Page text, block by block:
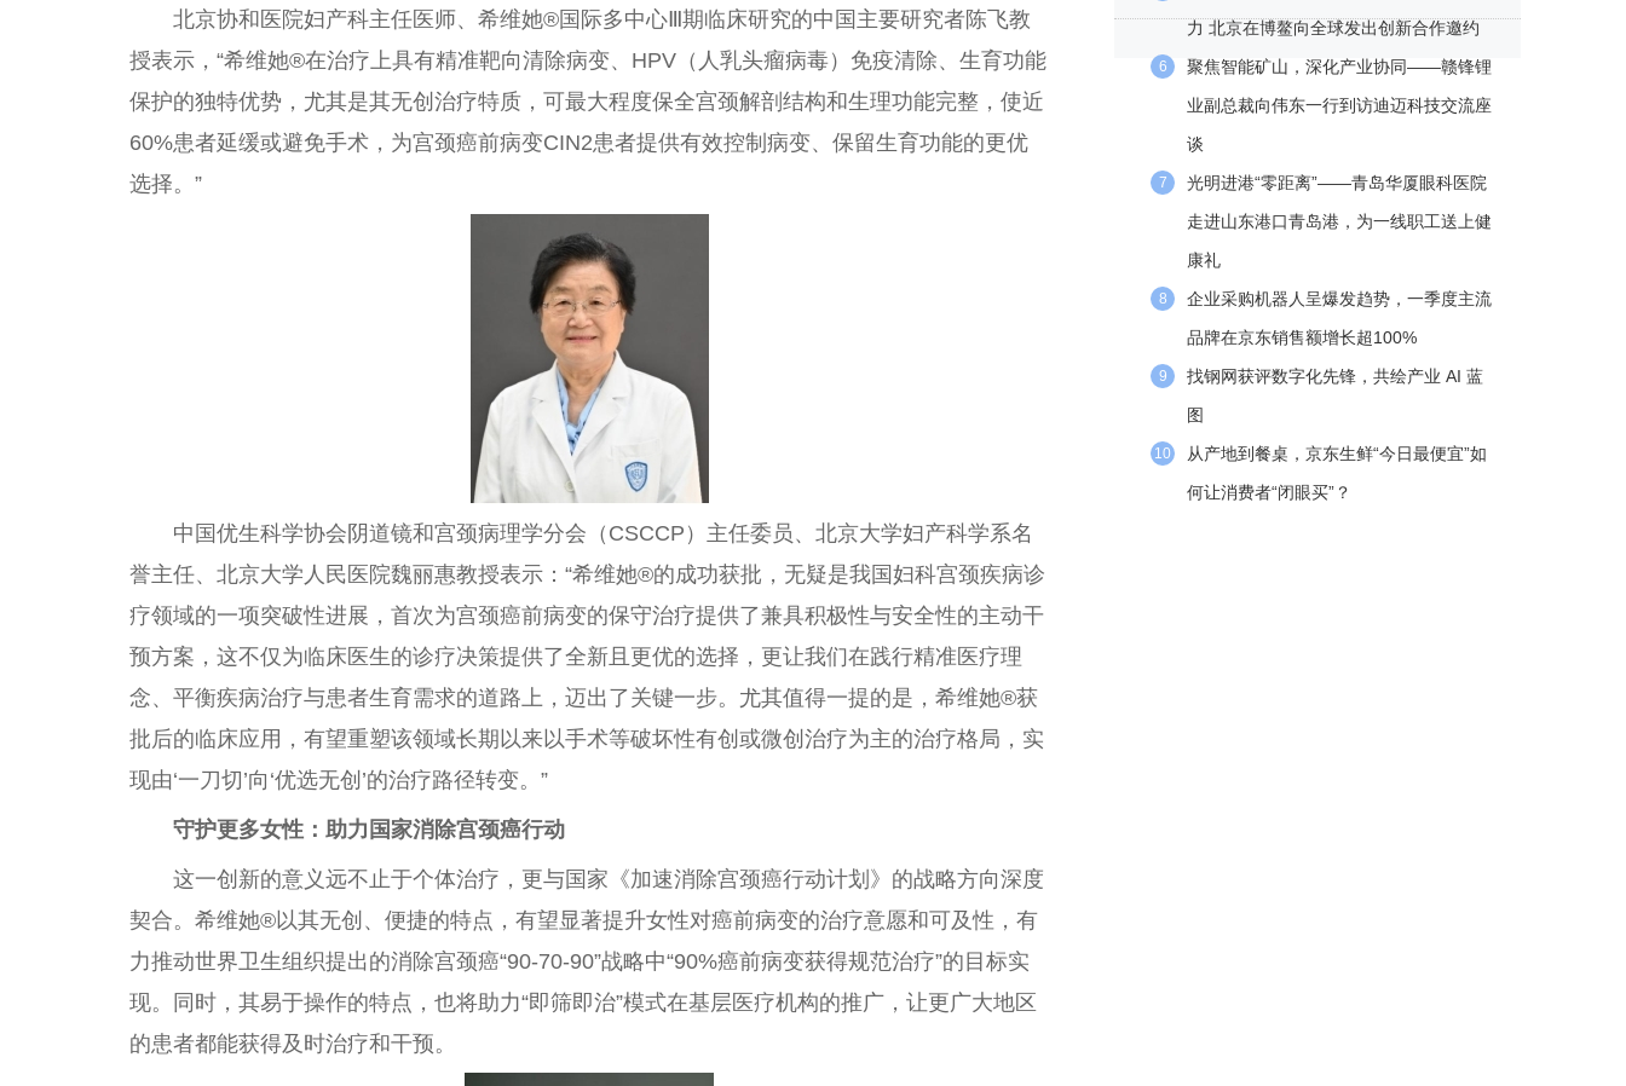
北京协和医院妇产科主任医师、希维她®国际多中心Ⅲ期临床研究的中国主要研究者陈飞教
授表示，“希维她®在治疗上具有精准靶向清除病变、HPV（人乳头瘤病毒）免疫清除、生育功能
保护的独特优势，尤其是其无创治疗特质，可最大程度保全宫颈解剖结构和生理功能完整，使近
60%患者延缓或避免手术，为宫颈癌前病变CIN2患者提供有效控制病变、保留生育功能的更优
选择。”
中国优生科学协会阴道镜和宫颈病理学分会（CSCCP）主任委员、北京大学妇产科学系名
誉主任、北京大学人民医院魏丽惠教授表示：“希维她®的成功获批，无疑是我国妇科宫颈疾病诊
疗领域的一项突破性进展，首次为宫颈癌前病变的保守治疗提供了兼具积极性与安全性的主动干
预方案，这不仅为临床医生的诊疗决策提供了全新且更优的选择，更让我们在践行精准医疗理
念、平衡疾病治疗与患者生育需求的道路上，迈出了关键一步。尤其值得一提的是，希维她®获
批后的临床应用，有望重塑该领域长期以来以手术等破坏性有创或微创治疗为主的治疗格局，实
现由‘一刀切’向‘优选无创’的治疗路径转变。”
守护更多女性：助力国家消除宫颈癌行动
这一创新的意义远不止于个体治疗，更与国家《加速消除宫颈癌行动计划》的战略方向深度
契合。希维她®以其无创、便捷的特点，有望显著提升女性对癌前病变的治疗意愿和可及性，有
力推动世界卫生组织提出的消除宫颈癌“90-70-90”战略中“90%癌前病变获得规范治疗”的目标实
现。同时，其易于操作的特点，也将助力“即筛即治”模式在基层医疗机构的推广，让更广大地区
的患者都能获得及时治疗和干预。
力 北京在博鳌向全球发出创新合作邀约
6
聚焦智能矿山，深化产业协同——赣锋锂
业副总裁向伟东一行到访迪迈科技交流座
谈
7
光明进港“零距离”——青岛华厦眼科医院
走进山东港口青岛港，为一线职工送上健
康礼
8
企业采购机器人呈爆发趋势，一季度主流
品牌在京东销售额增长超100%
9
找钢网获评数字化先锋，共绘产业 AI 蓝
图
10
从产地到餐桌，京东生鲜“今日最便宜”如
何让消费者“闭眼买”？